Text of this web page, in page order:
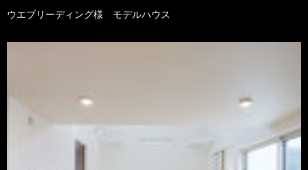
ウエブリーディング様 モデルハウス